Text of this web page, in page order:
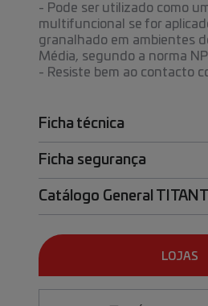
- Pode ser utilizado como
multifuncional se for
granalhado em ambientes
Média, segundo a norma
- Resiste bem ao contacto
Ficha técnica
Ficha segurança
Catálogo General
LOJAS